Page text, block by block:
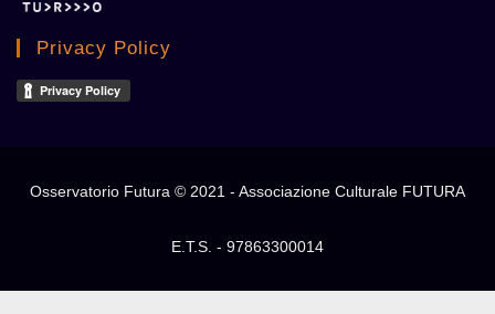
Privacy Policy
Osservatorio Futura © 2021 - Associazione Culturale FUTURA
E.T.S. - 97863300014